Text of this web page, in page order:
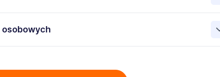
w zgłoszeniu rekrutacyjnym w celu prowadzenia rekrutacji
osobowych
, NIP: 5471988634 zawartych w załączonych dokumentach